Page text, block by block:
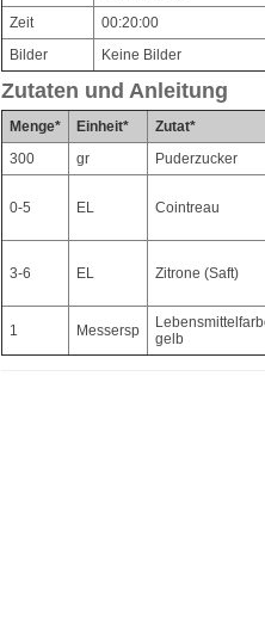
Zeit
00:20:00
Bilder
Keine Bilder
Zutaten und Anleitung
Menge* Einheit* Zutat*
300
gr Puderzucker
0-5 EL Cointreau
3-6 EL Zitrone (Saft)
1 Messersp
gelb